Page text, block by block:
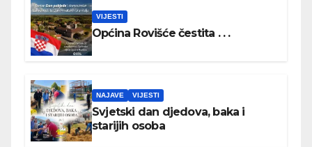
VIJESTI
Općina Rovišće čestita . . .
NAJAVE VIJESTI
Svjetski dan djedova, baka i
starijih osoba